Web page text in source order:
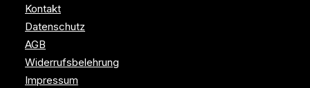
Kontakt
Datenschutz
AGB
Widerrufsbelehrung
Impressum